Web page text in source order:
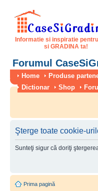
Informatie si inspiratie
si GRADINA ta!
Forumul
Home Produse
Dictionar
Shop
Şterge toate cookie-
Sunteţi sigur că doriţi
Prima pagină